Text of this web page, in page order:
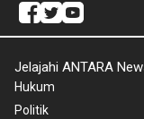
Jelajahi ANTARA
Hukum
Politik